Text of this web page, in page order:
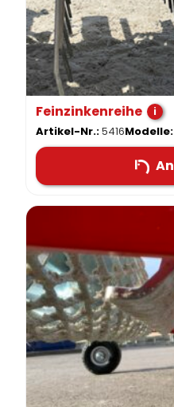
Feinzinkenreihe i
Artikel-Nr.:5416Modelle: